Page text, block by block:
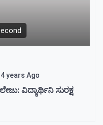
4 years Ago
ವಿದ್ಯಾರ್ಥಿನಿ ಸುರಕ್ಷ